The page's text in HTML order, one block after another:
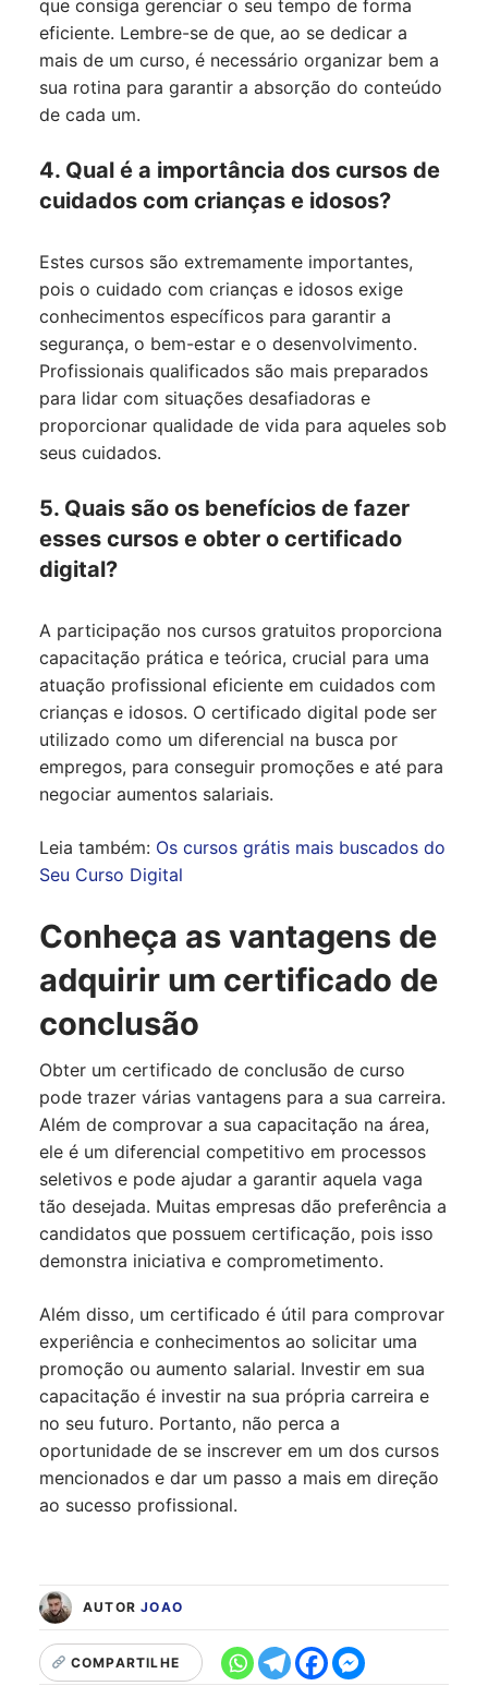
que consiga gerenciar o seu tempo de forma
eficiente. Lembre-se de que, ao se dedicar a
mais de um curso, é necessário organizar bem a
sua rotina para garantir a absorção do conteúdo
de cada um.
4. Qual é a importância dos cursos de
cuidados com crianças e idosos?
Estes cursos são extremamente importantes,
pois o cuidado com crianças e idosos exige
conhecimentos específicos para garantir a
segurança, o bem-estar e o desenvolvimento.
Profissionais qualificados são mais preparados
para lidar com situações desafiadoras e
proporcionar qualidade de vida para aqueles sob
seus cuidados.
5. Quais são os benefícios de fazer
esses cursos e obter o certificado
digital?
A participação nos cursos gratuitos proporciona
capacitação prática e teórica, crucial para uma
atuação profissional eficiente em cuidados com
crianças e idosos. O certificado digital pode ser
utilizado como um diferencial na busca por
empregos, para conseguir promoções e até para
negociar aumentos salariais.
Leia também: Os cursos grátis mais buscados do
Seu Curso Digital
Conheça as vantagens de
adquirir um certificado de
conclusão
Obter um certificado de conclusão de curso
pode trazer várias vantagens para a sua carreira.
Além de comprovar a sua capacitação na área,
ele é um diferencial competitivo em processos
seletivos e pode ajudar a garantir aquela vaga
tão desejada. Muitas empresas dão preferência a
candidatos que possuem certificação, pois isso
demonstra iniciativa e comprometimento.
Além disso, um certificado é útil para comprovar
experiência e conhecimentos ao solicitar uma
promoção ou aumento salarial. Investir em sua
capacitação é investir na sua própria carreira e
no seu futuro. Portanto, não perca a
oportunidade de se inscrever em um dos cursos
mencionados e dar um passo a mais em direção
ao sucesso profissional.
AUTORJOAO
COMPARTILHE